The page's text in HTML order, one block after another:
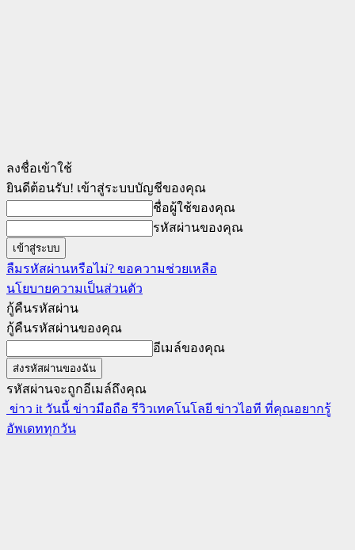
ลงชื่อเข้าใช้
ยินดีต้อนรับ! เข้าสู่ระบบบัญชีของคุณ
ชื่อผู้ใช้ของคุณ
รหัสผ่านของคุณ
ลืมรหัสผ่านหรือไม่? ขอความช่วยเหลือ
นโยบายความเป็นส่วนตัว
กู้คืนรหัสผ่าน
กู้คืนรหัสผ่านของคุณ
อีเมล์ของคุณ
รหัสผ่านจะถูกอีเมล์ถึงคุณ
ข่าว it วันนี้ ข่าวมือถือ รีวิวเทคโนโลยี ข่าวไอที ที่คุณอยากรู้
อัพเดททุกวัน